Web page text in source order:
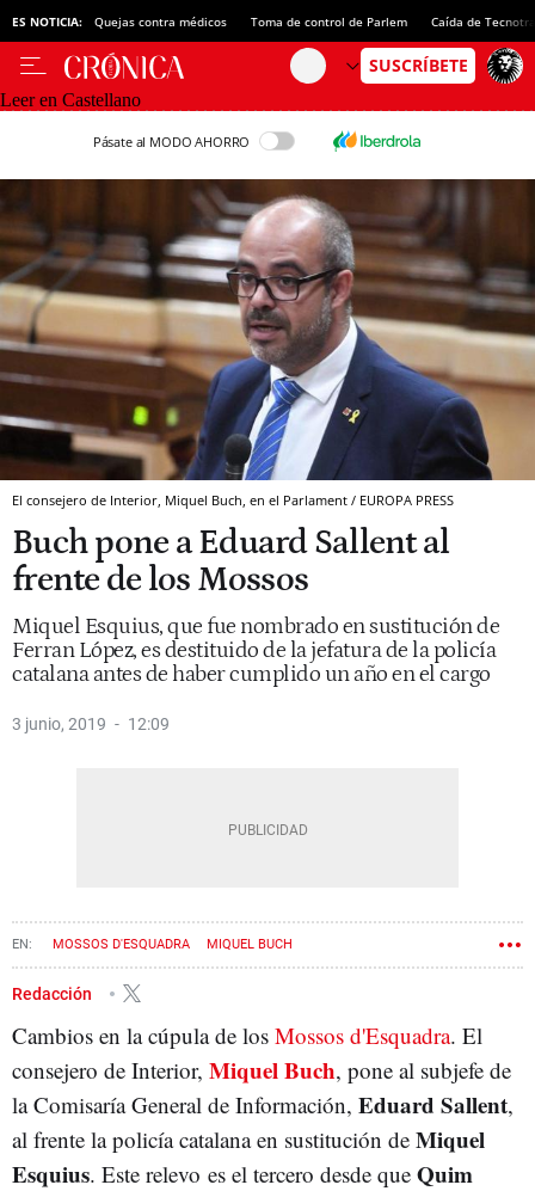
ES NOTICIA: Quejas contra médicos Toma de control de Parlem Caída de
Leer en Castellano
Pásate al MODO AHORRO
El consejero de Interior, Miquel Buch, en el Parlament / EUROPA PRESS
Buch pone a Eduard Sallent al
frente de los Mossos
Miquel Esquius, que fue nombrado en sustitución de
Ferran López, es destituido de la jefatura de la policía
catalana antes de haber cumplido un año en el cargo
3 junio, 2019 12:09
MOSSOS D'ESQUADRA MIQUEL BUCH
Redacción
Cambios en la cúpula de los Mossos d'Esquadra. El
consejero de Interior, Miquel Buch, pone al subjefe de
la Comisaría General de Información, Eduard Sallent,
al frente la policía catalana en sustitución de Miquel
Esquius. Este relevo es el tercero desde que Quim